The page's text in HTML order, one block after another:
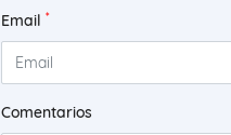
Email *
Comentarios